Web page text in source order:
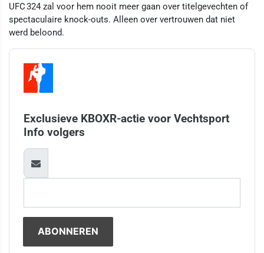
UFC 324 zal voor hem nooit meer gaan over titelgevechten of
spectaculaire knock-outs. Alleen over vertrouwen dat niet
werd beloond.
Exclusieve KBOXR-actie voor Vechtsport
Info volgers